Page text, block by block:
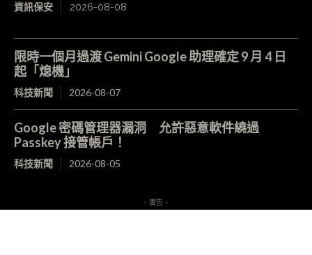
資訊保安 2026-08-08
限時一個月過渡 Gemini Google 助理確定 9 月 4 日
起「熄機」
科技新聞 2026-08-07
Google 密碼管理器漏洞 允許惡意軟件繞過
Passkey 接管帳戶！
科技新聞 2026-08-05
- 廣告 -